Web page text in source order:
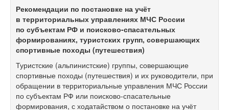
Рекомендации по постановке на учёт
в территориальных управлениях МЧС России
по субъектам РФ и поисково-спасательных
формированиях, туристских групп, совершающих
спортивные походы (путешествия)
Туристские (альпинистские) группы, совершающие
спортивные походы (путешествия) и их руководители, при
обращении в территориальные управления МЧС России
по субъектам РФ или поисково-спасательные
формирования, с ходатайством о постановке на учёт